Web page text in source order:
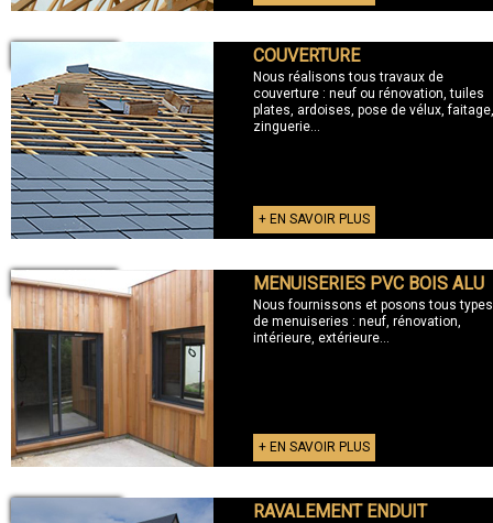
COUVERTURE
Nous réalisons tous travaux de
couverture : neuf ou rénovation, tuiles
plates, ardoises, pose de vélux, faitage,
zinguerie...
+ EN SAVOIR PLUS
+ MENUISERIES MENUISERIES PVC BOIS ALU
Nous fournissons et posons tous types
de menuiseries : neuf, rénovation,
intérieure, extérieure...
+ EN SAVOIR PLUS
RAVALEMENT ENDUIT